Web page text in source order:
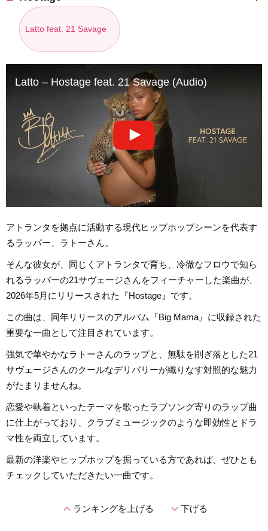
Latto feat. 21 Savage
Latto – Hostage feat. 21 Savage (Audio)
アトランタを拠点に活動する現代ヒップホップシーンを代表す
るラッパー、ラトーさん。
そんな彼女が、同じくアトランタで育ち、冷徹なフロウで知ら
れるラッパーの21サヴェージさんをフィーチャーした楽曲が、
2026年5月にリリースされた『Hostage』です。
この曲は、同年リリースのアルバム『Big Mama』に収録された
重要な一曲として注目されています。
強気で華やかなラトーさんのラップと、無駄を削ぎ落とした21
サヴェージさんのクールなデリバリーが織りなす対照的な魅力
がたまりませんね。
恋愛や執着といったテーマを歌ったラブソング寄りのラップ曲
に仕上がっており、クラブミュージックのような即効性とドラ
マ性を両立しています。
最新の洋楽やヒップホップを掘っている方であれば、ぜひとも
チェックしていただきたい一曲です。
expand_lessランキングを上げる expand_more下げる